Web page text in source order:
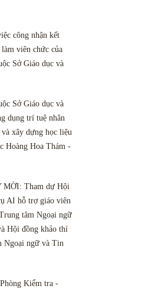
công nhận kết
viên chức của
Sở Giáo dục và
Sở Giáo dục và
dụng trí tuệ nhân
xây dựng học liệu
Hoàng Hoa Thám -
MỜI: Tham dự Hội
AI hỗ trợ giáo viên
tâm Ngoại ngữ
Hội đồng khảo thí
Ngoại ngữ và Tin
Kiểm tra -